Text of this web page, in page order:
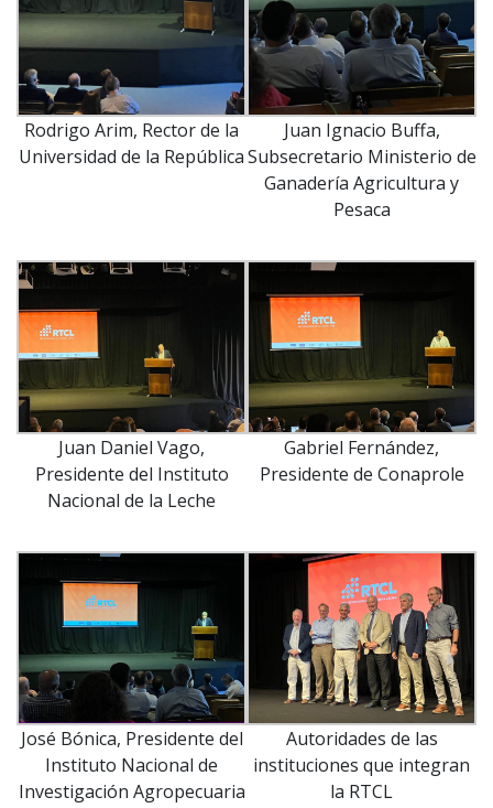
Rodrigo Arim, Rector de la
Universidad de la República
Juan Ignacio Buffa,
Subsecretario Ministerio de
Ganadería Agricultura y
Pesaca
Juan Daniel Vago,
Presidente del Instituto
Nacional de la Leche
Gabriel Fernández,
Presidente de Conaprole
José Bónica, Presidente del
Instituto Nacional de
Investigación Agropecuaria
Autoridades de las
instituciones que integran
la RTCL